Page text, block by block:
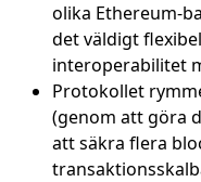
olika Ethereum-
det väldigt
interoperabilitet
Protokollet
(genom att göra
att säkra flera